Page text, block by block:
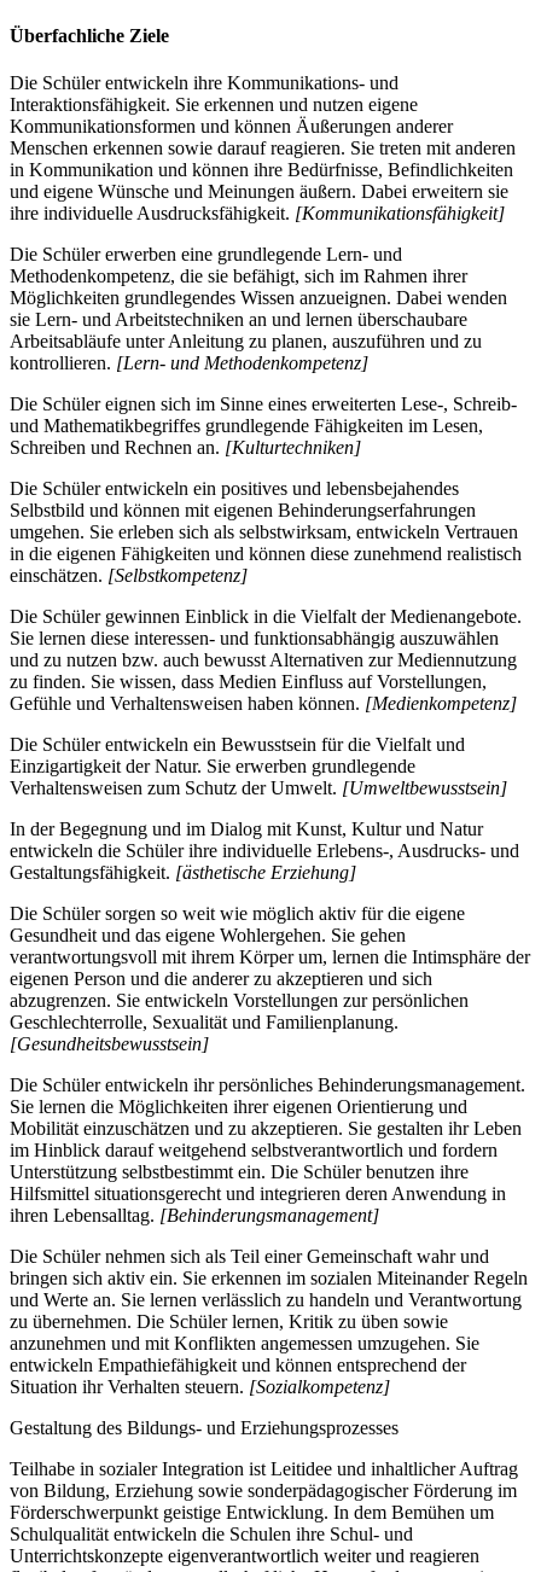
Überfachliche Ziele
Die Schüler entwickeln ihre Kommunikations- und
Interaktionsfähigkeit. Sie erkennen und nutzen eigene
Kommunikationsformen und können Äußerungen anderer
Menschen erkennen sowie darauf reagieren. Sie treten mit anderen
in Kommunikation und können ihre Bedürfnisse, Befindlichkeiten
und eigene Wünsche und Meinungen äußern. Dabei erweitern sie
ihre individuelle Ausdrucksfähigkeit. [Kommunikationsfähigkeit]
Die Schüler erwerben eine grundlegende Lern- und
Methodenkompetenz, die sie befähigt, sich im Rahmen ihrer
Möglichkeiten grundlegendes Wissen anzueignen. Dabei wenden
sie Lern- und Arbeitstechniken an und lernen überschaubare
Arbeitsabläufe unter Anleitung zu planen, auszuführen und zu
kontrollieren. [Lern- und Methodenkompetenz]
Die Schüler eignen sich im Sinne eines erweiterten Lese-, Schreib-
und Mathematikbegriffes grundlegende Fähigkeiten im Lesen,
Schreiben und Rechnen an. [Kulturtechniken]
Die Schüler entwickeln ein positives und lebensbejahendes
Selbstbild und können mit eigenen Behinderungserfahrungen
umgehen. Sie erleben sich als selbstwirksam, entwickeln Vertrauen
in die eigenen Fähigkeiten und können diese zunehmend realistisch
einschätzen. [Selbstkompetenz]
Die Schüler gewinnen Einblick in die Vielfalt der Medienangebote.
Sie lernen diese interessen- und funktionsabhängig auszuwählen
und zu nutzen bzw. auch bewusst Alternativen zur Mediennutzung
zu finden. Sie wissen, dass Medien Einfluss auf Vorstellungen,
Gefühle und Verhaltensweisen haben können. [Medienkompetenz]
Die Schüler entwickeln ein Bewusstsein für die Vielfalt und
Einzigartigkeit der Natur. Sie erwerben grundlegende
Verhaltensweisen zum Schutz der Umwelt. [Umweltbewusstsein]
In der Begegnung und im Dialog mit Kunst, Kultur und Natur
entwickeln die Schüler ihre individuelle Erlebens-, Ausdrucks- und
Gestaltungsfähigkeit. [ästhetische Erziehung]
Die Schüler sorgen so weit wie möglich aktiv für die eigene
Gesundheit und das eigene Wohlergehen. Sie gehen
verantwortungsvoll mit ihrem Körper um, lernen die Intimsphäre der
eigenen Person und die anderer zu akzeptieren und sich
abzugrenzen. Sie entwickeln Vorstellungen zur persönlichen
Geschlechterrolle, Sexualität und Familienplanung.
[Gesundheitsbewusstsein]
Die Schüler entwickeln ihr persönliches Behinderungsmanagement.
Sie lernen die Möglichkeiten ihrer eigenen Orientierung und
Mobilität einzuschätzen und zu akzeptieren. Sie gestalten ihr Leben
im Hinblick darauf weitgehend selbstverantwortlich und fordern
Unterstützung selbstbestimmt ein. Die Schüler benutzen ihre
Hilfsmittel situationsgerecht und integrieren deren Anwendung in
ihren Lebensalltag. [Behinderungsmanagement]
Die Schüler nehmen sich als Teil einer Gemeinschaft wahr und
bringen sich aktiv ein. Sie erkennen im sozialen Miteinander Regeln
und Werte an. Sie lernen verlässlich zu handeln und Verantwortung
zu übernehmen. Die Schüler lernen, Kritik zu üben sowie
anzunehmen und mit Konflikten angemessen umzugehen. Sie
entwickeln Empathiefähigkeit und können entsprechend der
Situation ihr Verhalten steuern. [Sozialkompetenz]
Gestaltung des Bildungs- und Erziehungsprozesses
Teilhabe in sozialer Integration ist Leitidee und inhaltlicher Auftrag
von Bildung, Erziehung sowie sonderpädagogischer Förderung im
Förderschwerpunkt geistige Entwicklung. In dem Bemühen um
Schulqualität entwickeln die Schulen ihre Schul- und
Unterrichtskonzepte eigenverantwortlich weiter und reagieren